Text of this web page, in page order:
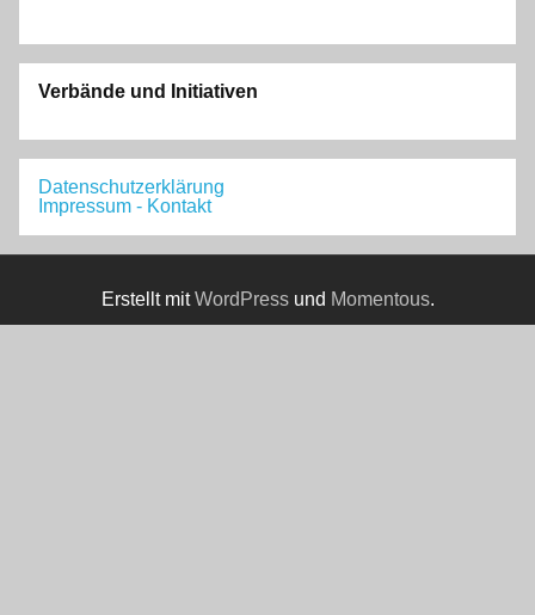
Verbände und Initiativen
Datenschutzerklärung
Impressum - Kontakt
Erstellt mitWordPressund Momentous.